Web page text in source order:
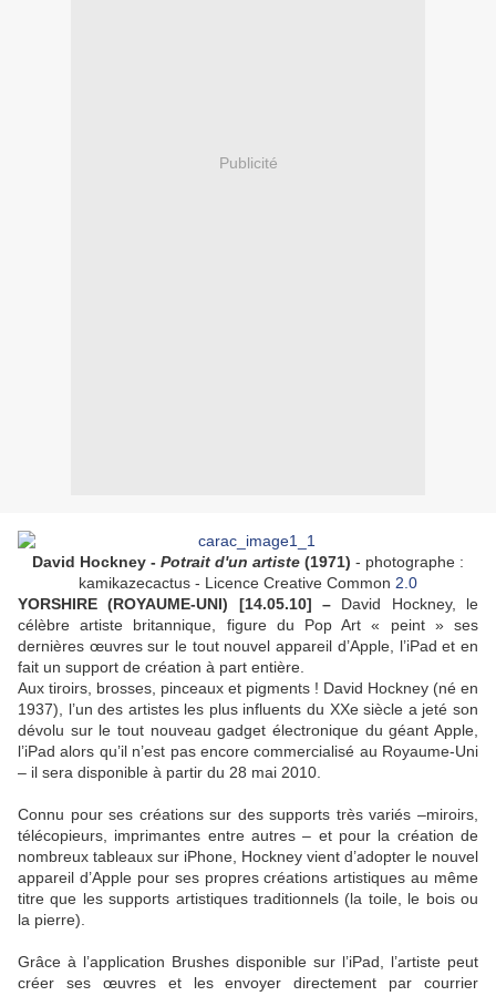
Publicité
David Hockney - Potrait d'un artiste (1971) - photographe :
kamikazecactus - Licence Creative Common 2.0
YORSHIRE (ROYAUME-UNI) [14.05.10] – David Hockney, le
célèbre artiste britannique, figure du Pop Art « peint » ses
dernières œuvres sur le tout nouvel appareil d’Apple, l’iPad et en
fait un support de création à part entière.
Aux tiroirs, brosses, pinceaux et pigments ! David Hockney (né en
1937), l’un des artistes les plus influents du XXe siècle a jeté son
dévolu sur le tout nouveau gadget électronique du géant Apple,
l’iPad alors qu’il n’est pas encore commercialisé au Royaume-Uni
– il sera disponible à partir du 28 mai 2010.
Connu pour ses créations sur des supports très variés –miroirs,
télécopieurs, imprimantes entre autres – et pour la création de
nombreux tableaux sur iPhone, Hockney vient d’adopter le nouvel
appareil d’Apple pour ses propres créations artistiques au même
titre que les supports artistiques traditionnels (la toile, le bois ou
la pierre).
Grâce à l’application Brushes disponible sur l’iPad, l’artiste peut
créer ses œuvres et les envoyer directement par courrier